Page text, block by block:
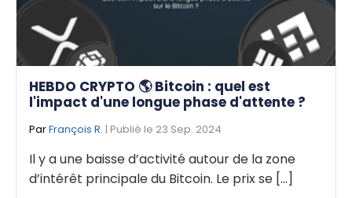
HEBDO CRYPTO 🌎 Bitcoin : quel est
l'impact d'une longue phase d'attente ?
ParFrançois R. | Publié le 23 Sep. 2024
Il y a une baisse d’activité autour de la zone
d’intérêt principale du Bitcoin. Le prix se [...]